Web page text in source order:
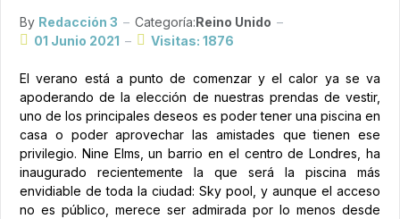
By Redacción 3 Categoría:Reino Unido
01 Junio 2021
Visitas: 1876
El verano está a punto de comenzar y el calor ya se va
apoderando de la elección de nuestras prendas de vestir,
uno de los principales deseos es poder tener una piscina en
casa o poder aprovechar las amistades que tienen ese
privilegio. Nine Elms, un barrio en el centro de Londres, ha
inaugurado recientemente la que será la piscina más
envidiable de toda la ciudad: Sky pool, y aunque el acceso
no es público, merece ser admirada por lo menos desde